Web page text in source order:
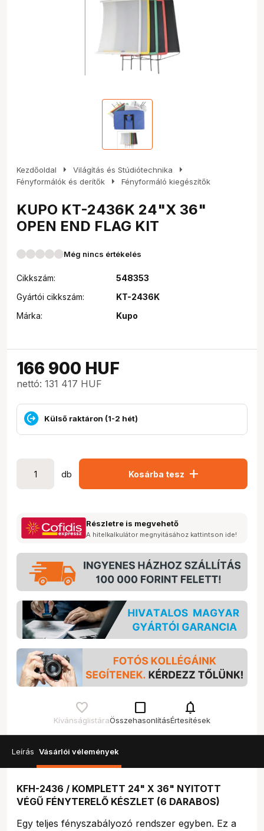
Kezdőoldal arrow_right Világítás és Stúdiótechnika arrow_right
Fényformálók és derítők arrow_right Fényformáló kiegészítők
KUPO KT-2436K 24"X 36"
OPEN END FLAG KIT
Még nincs értékelés
Cikkszám:
548353
Gyártói cikkszám:
KT-2436K
Márka:
Kupo
166 900 HUF
nettó: 131 417 HUF
Külső raktáron (1-2 hét)
db Kosárba tesz add
Részletre is megvehető
A hitelkalkulátor megnyitásához kattintson ide!
Kívánságlistára
check_box_outline_blank
Összehasonlítás
notifications
Értesítések
Leírás Vásárlói vélemények
KFH-2436 / KOMPLETT 24" X 36" NYITOTT
VÉGŰ FÉNYTERELŐ KÉSZLET (6 DARABOS)
Egy teljes fényszabályozó rendszer egyben. Ez a